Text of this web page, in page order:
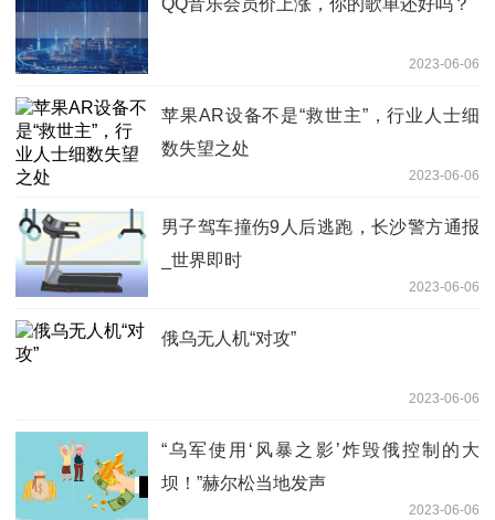
QQ音乐会员价上涨，你的歌单还好吗？
2023-06-06
苹果AR设备不是“救世主”，行业人士细
数失望之处
2023-06-06
男子驾车撞伤9人后逃跑，长沙警方通报
_世界即时
2023-06-06
俄乌无人机“对攻”
2023-06-06
“乌军使用‘风暴之影’炸毁俄控制的大
坝！”赫尔松当地发声
2023-06-06